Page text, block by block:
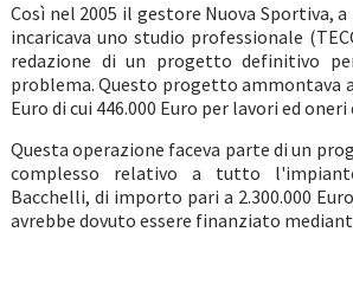
Così nel 2005 il gestore Nuova Sportiva,
incaricava uno studio professionale
redazione di un progetto definitivo
problema. Questo progetto ammontava
Euro di cui 446.000 Euro per lavori ed oneri
Questa operazione faceva parte di un
complesso relativo a tutto
Bacchelli, di importo pari a 2.300.000
avrebbe dovuto essere finanziato